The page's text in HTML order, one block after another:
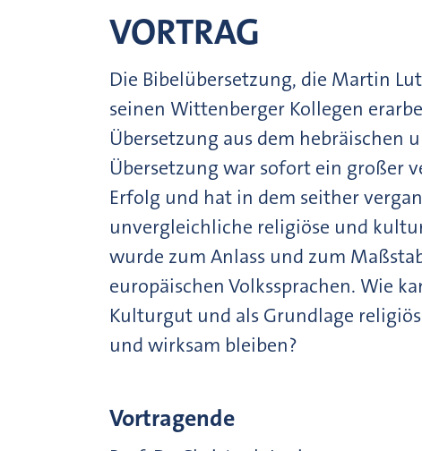
VORTRAG
Die Bibelübersetzung, die Martin
seinen Wittenberger Kollegen
Übersetzung aus dem hebräischen
Übersetzung war sofort ein großer
Erfolg und hat in dem seither
unvergleichliche religiöse und
wurde zum Anlass und zum
europäischen Volkssprachen. Wie
Kulturgut und als Grundlage
und wirksam bleiben?
Vortragende